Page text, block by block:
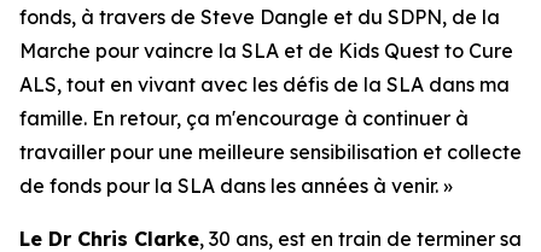
fonds, à travers de Steve Dangle et du SDPN, de la
Marche pour vaincre la SLA et de Kids Quest to Cure
ALS, tout en vivant avec les défis de la SLA dans ma
famille. En retour, ça m'encourage à continuer à
travailler pour une meilleure sensibilisation et collecte
de fonds pour la SLA dans les années à venir. »
Le Dr Chris Clarke, 30 ans, est en train de terminer sa